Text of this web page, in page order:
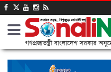
গণপ্রজাতন্ত্রী বাংলাদেশ সরকার